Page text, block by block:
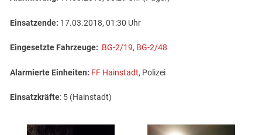
Einsatzende: 17.03.2018, 01:30 Uhr
Eingesetzte Fahrzeuge: BG-2/19, BG-2/48
Alarmierte Einheiten: FF Hainstadt, Polizei
Einsatzkräfte: 5 (Hainstadt)